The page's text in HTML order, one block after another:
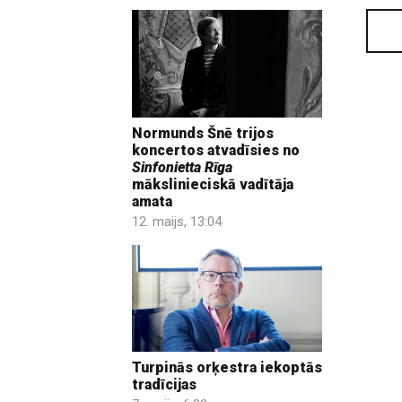
Normunds Šnē trijos
koncertos atvadīsies no
Sinfonietta Rīga
mākslinieciskā vadītāja
amata
12. maijs, 13:04
Turpinās orķestra iekoptās
tradīcijas